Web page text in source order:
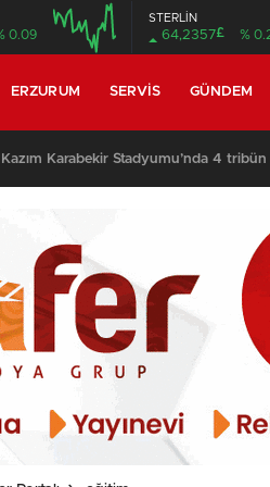
0.09
STERLİN
64,2357£ %
ERZURUM SERVIS GÜNDEM
Kazım Karabekir Stadyumu’nda 4 tribün